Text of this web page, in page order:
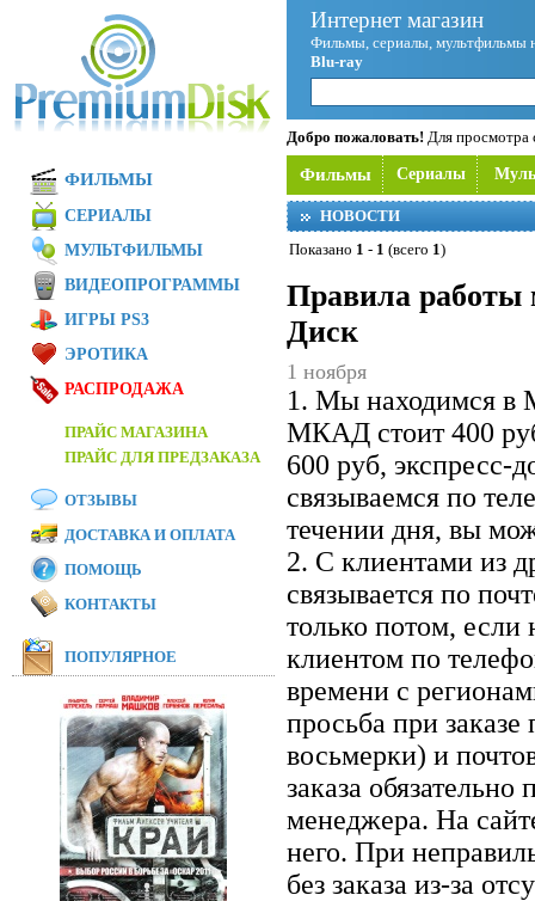
Интернет магазин
Фильмы, сериалы, мультфильмы
Blu-ray
Добро пожаловать! Для просмотра
Фильмы Сериалы
НОВОСТИ
Показано 1 - 1 (всего 1)
Правила работы
Диск
1 ноября
1. Мы находимся в
МКАД стоит 400
600 руб, экспресс-
связываемся по
течении дня, вы
2. С клиентами из
связывается по
только потом, если
клиентом по
времени с
просьба при
восьмерки) и
заказа
менеджера. На
него. При
без заказа из-за
ФИЛЬМЫ
СЕРИАЛЫ
МУЛЬТФИЛЬМЫ
ВИДЕОПРОГРАММЫ
ИГРЫ PS3
ЭРОТИКА
РАСПРОДАЖА
ПРАЙС МАГАЗИНА
ПРАЙС ДЛЯ ПРЕДЗАКАЗА
ОТЗЫВЫ
ДОСТАВКА И ОПЛАТА
ПОМОЩЬ
КОНТАКТЫ
ПОПУЛЯРНОЕ